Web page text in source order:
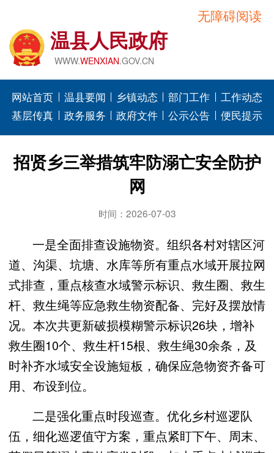
无障碍阅读
温县人民政府
WWW.WENXIAN.GOV.CN
网站首页 温县要闻 乡镇动态 部门工作
工作动态
基层传真
政务服务 政府文件 公示公告 便民提示
招贤乡三举措筑牢防溺亡安全防护
网
时间：2026-07-03
一是全面排查设施物资。组织各村对辖区河
道、沟渠、坑塘、水库等所有重点水域开展拉网
式排查，重点核查水域警示标识、救生圈、救生
杆、救生绳等应急救生物资配备、完好及摆放情
况。本次共更新破损模糊警示标识26块，增补
救生圈10个、救生杆15根、救生绳30余条，及
时补齐水域安全设施短板，确保应急物资齐备可
用、布设到位。
二是强化重点时段巡查。优化乡村巡逻队
伍，细化巡逻值守方案，重点紧盯下午、周末、